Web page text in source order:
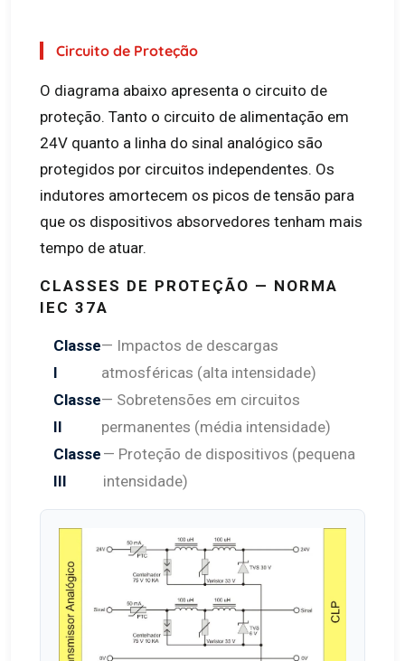
Circuito de Proteção
O diagrama abaixo apresenta o circuito de
proteção. Tanto o circuito de alimentação em
24V quanto a linha do sinal analógico são
protegidos por circuitos independentes. Os
indutores amortecem os picos de tensão para
que os dispositivos absorvedores tenham mais
tempo de atuar.
CLASSES DE PROTEÇÃO — NORMA
IEC 37A
Classe
I
— Impactos de descargas
atmosféricas (alta intensidade)
Classe
II
— Sobretensões em circuitos
permanentes (média intensidade)
Classe
III
— Proteção de dispositivos (pequena
intensidade)